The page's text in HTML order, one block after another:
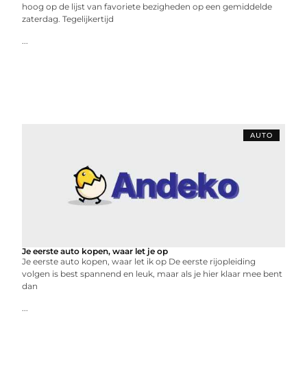
hoog op de lijst van favoriete bezigheden op een gemiddelde
zaterdag. Tegelijkertijd
...
AUTO
Je eerste auto kopen, waar let je op
Je eerste auto kopen, waar let ik op De eerste rijopleiding
volgen is best spannend en leuk, maar als je hier klaar mee bent
dan
...